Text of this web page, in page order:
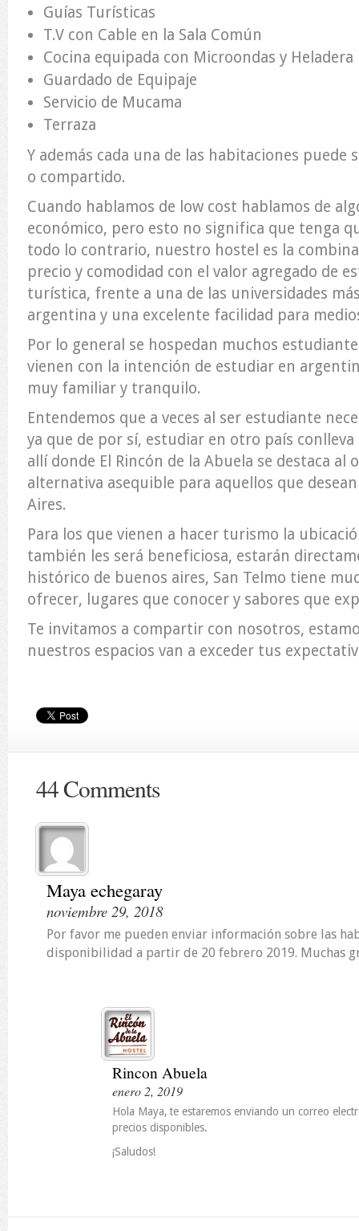
Guías Turísticas
T.V con Cable en la Sala Común
Cocina equipada con Microondas y Heladera
Guardado de Equipaje
Servicio de Mucama
Terraza
Y además cada una de las habitaciones puede
o compartido.
Cuando hablamos de low cost hablamos de
económico, pero esto no significa que tenga
todo lo contrario, nuestro hostel es la
precio y comodidad con el valor agregado de
turística, frente a una de las universidades
argentina y una excelente facilidad para
Por lo general se hospedan muchos
vienen con la intención de estudiar en
muy familiar y tranquilo.
Entendemos que a veces al ser estudiante
ya que de por sí, estudiar en otro país conlleva
allí donde El Rincón de la Abuela se destaca al
alternativa asequible para aquellos que
Aires.
Para los que vienen a hacer turismo la
también les será beneficiosa, estarán
histórico de buenos aires, San Telmo tiene
ofrecer, lugares que conocer y sabores que
Te invitamos a compartir con nosotros,
nuestros espacios van a exceder tus
44 Comments
Maya echegaray
noviembre 29, 2018
Por favor me pueden enviar información sobre las
disponibilidad a partir de 20 febrero 2019. Muchas
Rincon Abuela
enero 2, 2019
Hola Maya, te estaremos enviando un correo
precios disponibles.
¡Saludos!